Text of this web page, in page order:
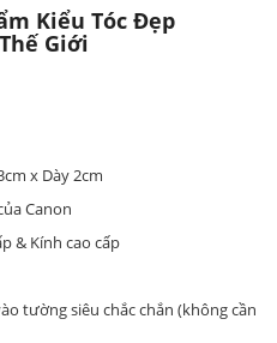
Kiểu Tóc Đẹp
Giới
x Dày 2cm
Canon
& Kính cao cấp
tường siêu chắc chắn (không cần